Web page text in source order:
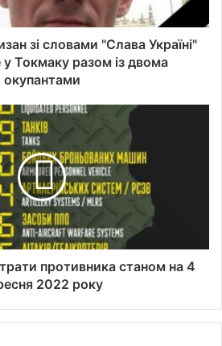
зі словами "Слава Україні"
у Токмаку разом із двома
окупантами
противника станом на 4
2022 року